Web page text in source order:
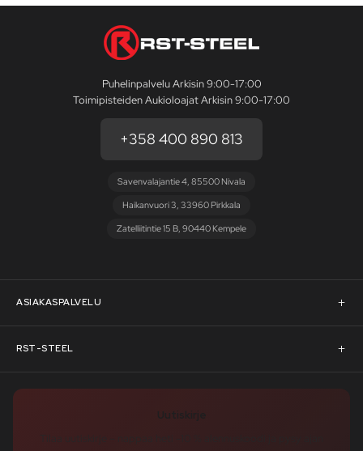
Puhelinpalvelu Arkisin 9:00-17:00
Toimipisteiden Aukioloajat Arkisin 9:00-17:00
+358 400 890 813
Savenvalajantie 4, 85500 Nivala
Haikanvuori 3, 33960 Pirkkala
Zatelliitintie 15 B, 90440 Kempele
ASIAKASPALVELU
Asiakaspalvelu
Pyydä tarjous
RST-STEEL
RST-Steelin tarina
Uutiskirje